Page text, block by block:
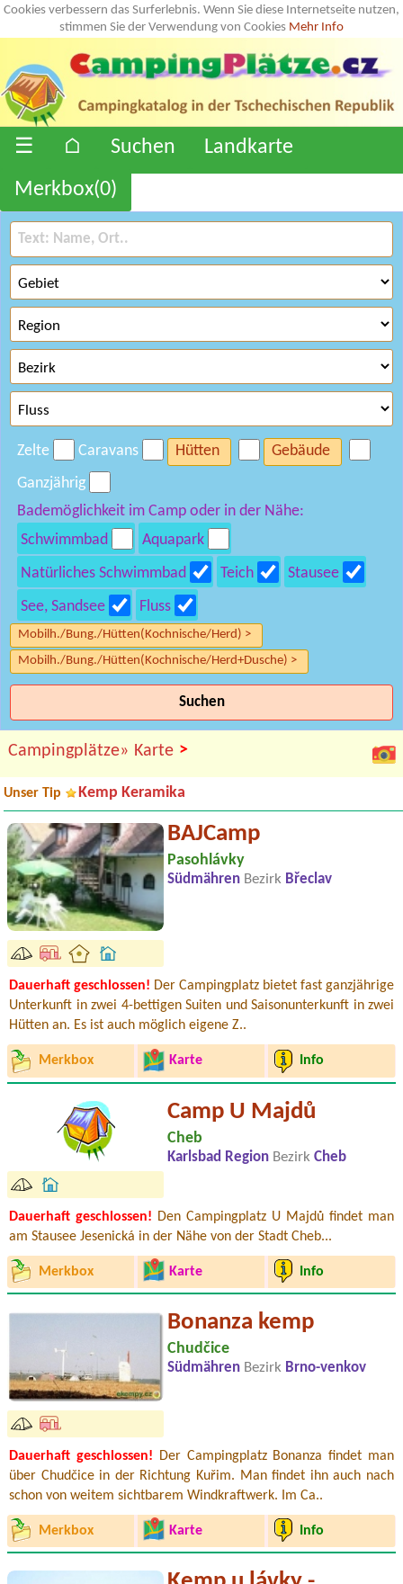
Cookies verbessern das Surferlebnis. Wenn Sie diese Internetseite nutzen,
stimmen Sie der Verwendung von Cookies Mehr Info
☰ ⌂ Suchen
Landkarte
Merkbox(0)
Zelte Caravans Hütten
Gebäude
Ganzjährig
Bademöglichkeit im Camp oder in der Nähe:
Schwimmbad
Aquapark
Natürliches Schwimmbad
Teich
Stausee
See, Sandsee
Fluss
Mobilh./Bung./Hütten(Kochnische/Herd) >
Mobilh./Bung./Hütten(Kochnische/Herd+Dusche) >
Suchen
Campingplätze» Karte >
Unser Tip Kemp Keramika
BAJCamp
Pasohlávky
Südmähren Bezirk Břeclav
Dauerhaft geschlossen! Der Campingplatz bietet fast ganzjährige
Unterkunft in zwei 4-bettigen Suiten und Saisonunterkunft in zwei
Hütten an. Es ist auch möglich eigene Z..
Merkbox Karte Info
Camp U Majdů
Cheb
Karlsbad Region Bezirk Cheb
Dauerhaft geschlossen! Den Campingplatz U Majdů findet man
am Stausee Jesenická in der Nähe von der Stadt Cheb...
Merkbox Karte Info
Bonanza kemp
Chudčice
Südmähren Bezirk Brno-venkov
Dauerhaft geschlossen! Der Campingplatz Bonanza findet man
über Chudčice in der Richtung Kuřim. Man findet ihn auch nach
schon von weitem sichtbarem Windkraftwerk. Im Ca..
Merkbox Karte Info